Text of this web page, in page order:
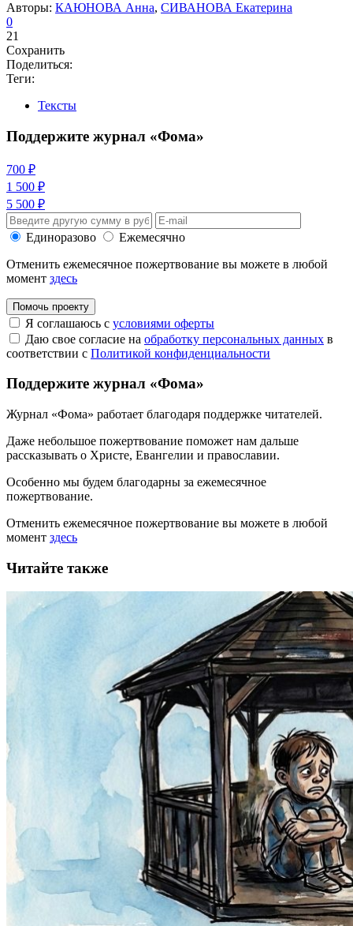
Авторы: КАЮНОВА Анна, СИВАНОВА Екатерина
0
21
Сохранить
Поделиться:
Теги:
Тексты
Поддержите журнал «Фома»
700 ₽
1 500 ₽
5 500 ₽
Единоразово
Ежемесячно
Отменить ежемесячное пожертвование вы можете в любой
момент здесь
Помочь проекту
Я соглашаюсь с условиями оферты
Даю свое согласие на обработку персональных данных в
соответствии с Политикой конфиденциальности
Поддержите журнал «Фома»
Журнал «Фома» работает благодаря поддержке читателей.
Даже небольшое пожертвование поможет нам дальше
рассказывать о Христе, Евангелии и православии.
Особенно мы будем благодарны за ежемесячное
пожертвование.
Отменить ежемесячное пожертвование вы можете в любой
момент здесь
Читайте также